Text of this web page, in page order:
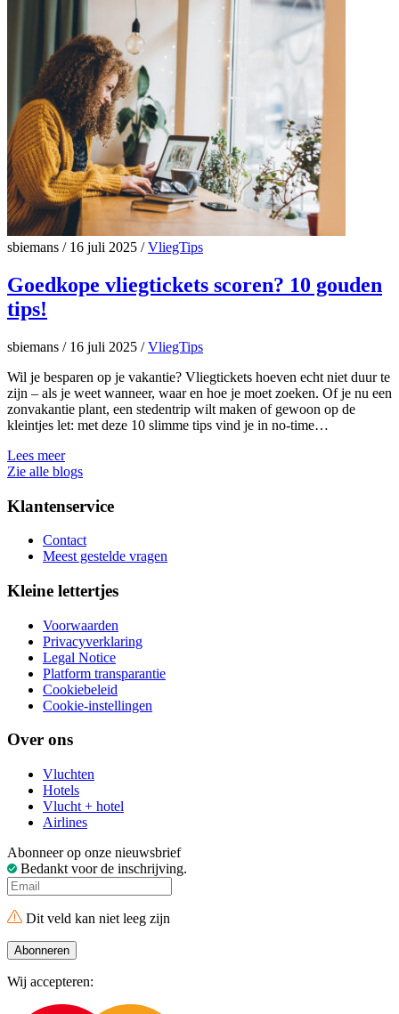
sbiemans /16 juli 2025 / VliegTips
Goedkope vliegtickets scoren? 10 gouden
tips!
sbiemans /16 juli 2025 / VliegTips
Wil je besparen op je vakantie? Vliegtickets hoeven echt niet duur te
zijn – als je weet wanneer, waar en hoe je moet zoeken. Of je nu een
zonvakantie plant, een stedentrip wilt maken of gewoon op de
kleintjes let: met deze 10 slimme tips vind je in no-time…
Lees meer
Zie alle blogs
Klantenservice
Contact
Meest gestelde vragen
Kleine lettertjes
Voorwaarden
Privacyverklaring
Legal Notice
Platform transparantie
Cookiebeleid
Cookie-instellingen
Over ons
Vluchten
Hotels
Vlucht + hotel
Airlines
Abonneer op onze nieuwsbrief
Bedankt voor de inschrijving.
Dit veld kan niet leeg zijn
Abonneren
Wij accepteren: